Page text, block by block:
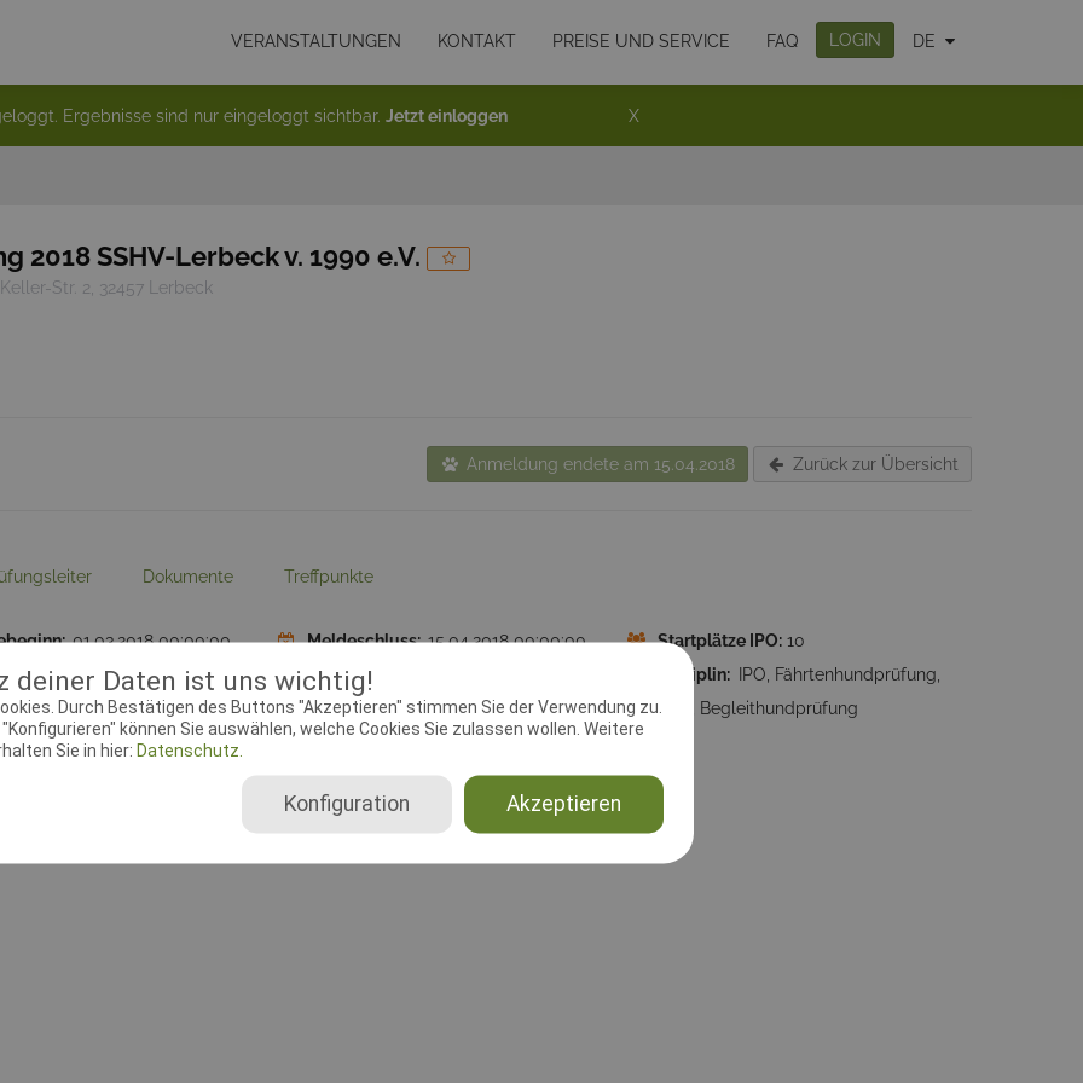
deiner Daten ist uns wichtig!
Durch Bestätigen des Buttons "Akzeptieren" stimmen Sie der Verwendung zu.
können Sie auswählen, welche Cookies Sie zulassen wollen. Weitere
Sie in hier: Datenschutz.
Akzeptieren
Konfiguration
VERANSTALTUNGEN KONTAKT PREISE UND SERVICE FAQ LOGIN DE
Ergebnisse sind nur eingeloggt sichtbar. Jetzt einloggen X
2018 SSHV-Lerbeck v. 1990 e.V.
Str. 2, 32457 Lerbeck
Anmeldung endete am 15.04.2018 Zurück zur Übersicht
Dokumente Treffpunkte
01.03.2018 00:00:00 Meldeschluss:15.04.2018 00:00:00 Startplätze IPO: 10
BgH:10 Startplätze Begleithundprüfung: Disziplin:
IPO, Fährtenhundprüfung,
BgH, Begleithundprüfung
Gottfried-Keller-Str. 2, 32457